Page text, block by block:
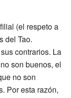
(el respeto a
del Tao.
contrarios. La
son buenos, el
no son
Por esta razón,